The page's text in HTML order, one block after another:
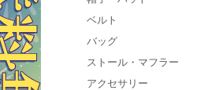
ベルト
バッグ
ストール・マフラー
アクセサリー